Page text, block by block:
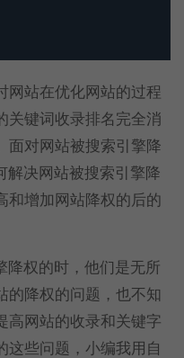
网站在优化网站的过程
关键词收录排名完全消
面对网站被搜索引擎降
解决网站被搜索引擎降
和增加网站降权的后的
降权的时，他们是无所
的降权的问题，也不知
高网站的收录和关键字
这些问题，小编我用自